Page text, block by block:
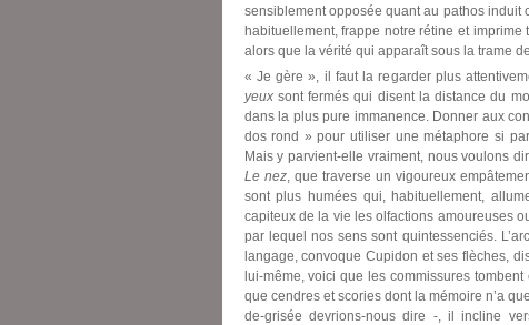
sensiblement opposée quant au pathos induit
habituellement, frappe notre rétine et
alors que la vérité qui apparaît sous la trame
« Je gère », il faut la regarder plus
yeuxsont fermés qui disent la distance du
dans la plus pure immanence. Donner aux
dos rond » pour utiliser une métaphore si
Mais y parvient-elle vraiment, nous voulons
Le nez, que traverse un vigoureux
sont plus humées qui, habituellement,
capiteux de la vie les olfactions amoureuses
par lequel nos sens sont quintessenciés.
langage, convoque Cupidon et ses flèches,
lui-même, voici que les commissures
que cendres et scories dont la mémoire n’a
de-grisée devrions-nous dire -, il incline